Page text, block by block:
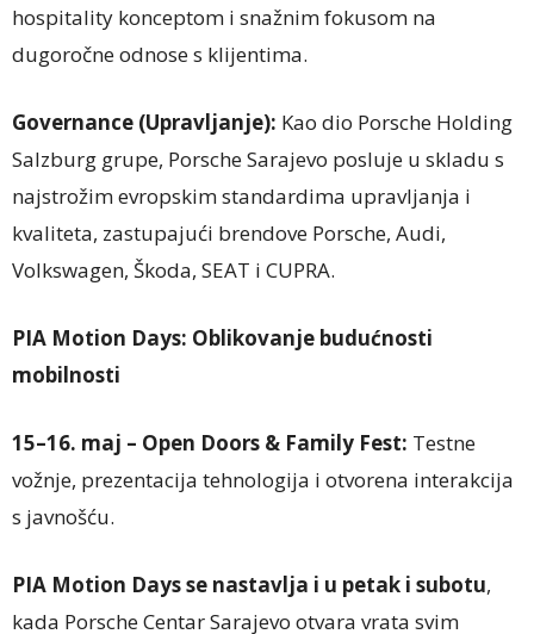
hospitality konceptom i snažnim fokusom na
dugoročne odnose s klijentima.
Governance (Upravljanje): Kao dio Porsche Holding
Salzburg grupe, Porsche Sarajevo posluje u skladu s
najstrožim evropskim standardima upravljanja i
kvaliteta, zastupajući brendove Porsche, Audi,
Volkswagen, Škoda, SEAT i CUPRA.
PIA Motion Days: Oblikovanje budućnosti
mobilnosti
15–16. maj – Open Doors & Family Fest: Testne
vožnje, prezentacija tehnologija i otvorena interakcija
s javnošću.
PIA Motion Days se nastavlja i u petak i subotu,
kada Porsche Centar Sarajevo otvara vrata svim